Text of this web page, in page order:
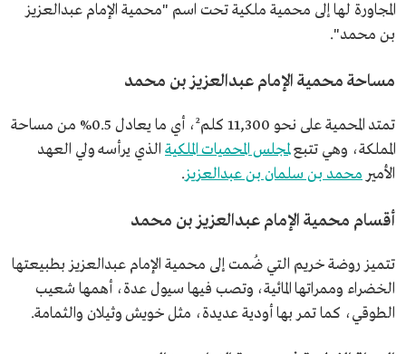
المجاورة لها إلى محمية ملكية تحت اسم "محمية الإمام عبدالعزيز
بن محمد".
مساحة محمية الإمام عبدالعزيز بن محمد
تمتد المحمية على نحو 11,300 كلم²، أي ما يعادل 0.5% من مساحة
المملكة، وهي تتبعلمجلس المحميات الملكية الذي يرأسه ولي العهد
الأمير محمد بن سلمان بن عبدالعزيز.
أقسام محمية الإمام عبدالعزيز بن محمد
تتميز روضة خريم التي ضُمت إلى محمية الإمام عبدالعزيز بطبيعتها
الخضراء وممراتها المائية، وتصب فيها سيول عدة، أهمها شعيب
الطوقي، كما تمر بها أودية عديدة، مثل خويش وثيلان والثمامة.